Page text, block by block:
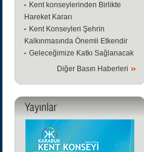
Kent konseylerinden Birlikte
Hareket Kararı
Kent Konseyleri Şehrin
Kalkınmasında Önemli Etkendir
Geleceğimize Katkı Sağlanacak
Diğer Basın Haberleri